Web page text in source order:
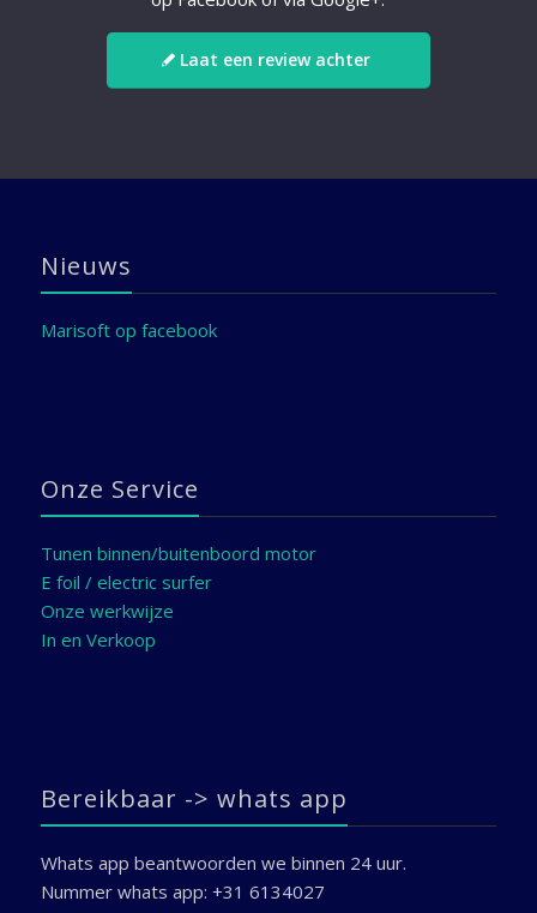
Laat een review achter
Nieuws
Marisoft op facebook
Onze Service
Tunen binnen/buitenboord motor
E foil / electric surfer
Onze werkwijze
In en Verkoop
Bereikbaar -> whats app
Whats app beantwoorden we binnen 24 uur.
Nummer whats app: +31 6134027